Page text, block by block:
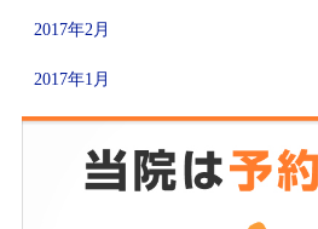
2017年2月
2017年1月